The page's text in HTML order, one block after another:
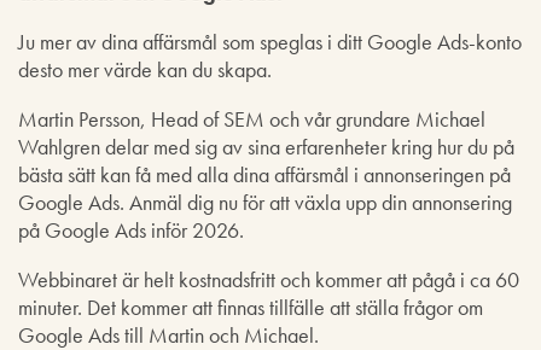
Ju mer av dina affärsmål som speglas i ditt Google Ads-konto
desto mer värde kan du skapa.
Martin Persson, Head of SEM och vår grundare Michael
Wahlgren delar med sig av sina erfarenheter kring hur du på
bästa sätt kan få med alla dina affärsmål i annonseringen på
Google Ads. Anmäl dig nu för att växla upp din annonsering
på Google Ads inför 2026.
Webbinaret är helt kostnadsfritt och kommer att pågå i ca 60
minuter. Det kommer att finnas tillfälle att ställa frågor om
Google Ads till Martin och Michael.